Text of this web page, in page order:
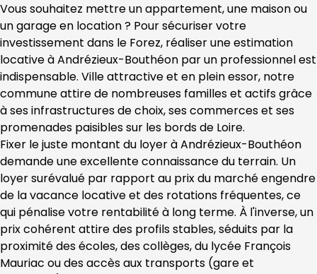
Vous souhaitez mettre un appartement, une maison ou
un garage en location ? Pour sécuriser votre
investissement dans le Forez, réaliser une estimation
locative à Andrézieux-Bouthéon par un professionnel est
indispensable. Ville attractive et en plein essor, notre
commune attire de nombreuses familles et actifs grâce
à ses infrastructures de choix, ses commerces et ses
promenades paisibles sur les bords de Loire.
Fixer le juste montant du loyer à Andrézieux-Bouthéon
demande une excellente connaissance du terrain. Un
loyer surévalué par rapport au prix du marché engendre
de la vacance locative et des rotations fréquentes, ce
qui pénalise votre rentabilité à long terme. À l'inverse, un
prix cohérent attire des profils stables, séduits par la
proximité des écoles, des collèges, du lycée François
Mauriac ou des accès aux transports (gare et